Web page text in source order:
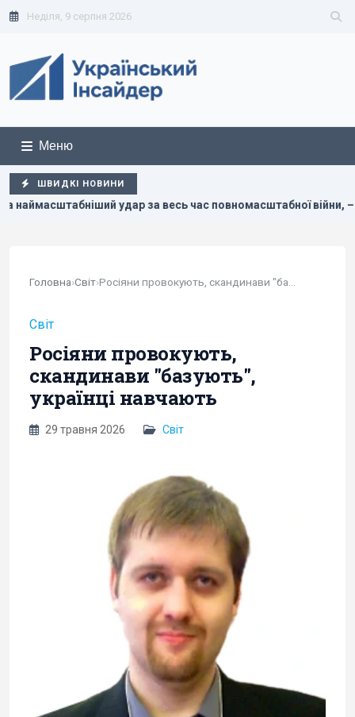
Неділя, 9 серпня 2026
Меню
ШВИДКІ НОВИНИ
війни, – Коваленко Ціль Росії №1: The Times
Головна›Світ›
Світ
Росіяни провокують,
скандинави "базують",
українці навчають
29 травня 2026 Світ